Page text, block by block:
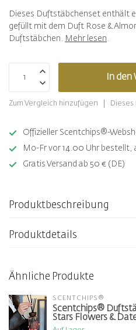
Dieses Duftstäbchenset enthält
gefüllt mit dem Duft Rose &
Duftstäbchen. Mehr lesen .
In den
Zum Vergleich hinzufügen
Offizieller Scentchips®-
Mo-Fr vor 14.00 Uhr bestellt,
Gratis Versand ab 50 € (DE)
Produktbeschreibung
Produktdetails
Ähnliche Produkte
SCENTCHIPS®
Scentchips®
Stars Flowers &